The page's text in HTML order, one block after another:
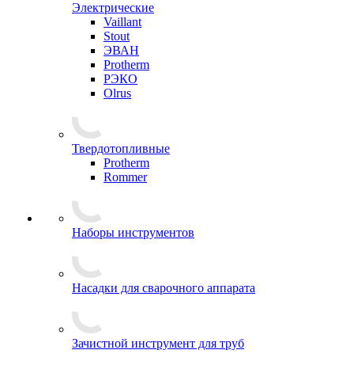
Электрические
Vaillant
Stout
ЭВАН
Protherm
РЭКО
Olrus
Твердотопливные
Protherm
Rommer
Наборы инструментов
Насадки для сварочного аппарата
Зачистной инструмент для труб